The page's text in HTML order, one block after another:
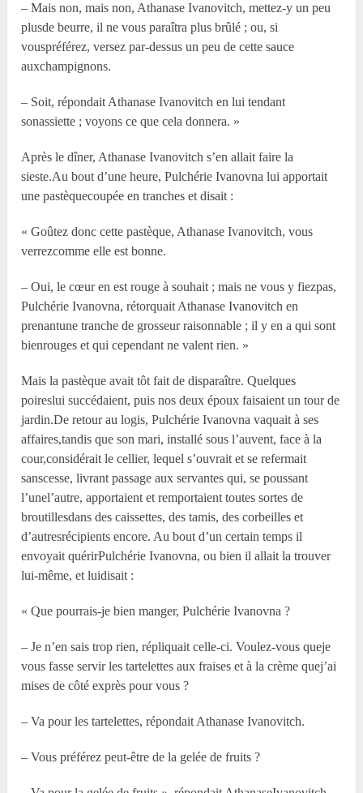
– Mais non, mais non, Athanase Ivanovitch, mettez-y un peu
plusde beurre, il ne vous paraîtra plus brûlé ; ou, si
vouspréférez, versez par-dessus un peu de cette sauce
auxchampignons.
– Soit, répondait Athanase Ivanovitch en lui tendant
sonassiette ; voyons ce que cela donnera. »
Après le dîner, Athanase Ivanovitch s’en allait faire la
sieste.Au bout d’une heure, Pulchérie Ivanovna lui apportait
une pastèquecoupée en tranches et disait :
« Goûtez donc cette pastèque, Athanase Ivanovitch, vous
verrezcomme elle est bonne.
– Oui, le cœur en est rouge à souhait ; mais ne vous y fiezpas,
Pulchérie Ivanovna, rétorquait Athanase Ivanovitch en
prenantune tranche de grosseur raisonnable ; il y en a qui sont
bienrouges et qui cependant ne valent rien. »
Mais la pastèque avait tôt fait de disparaître. Quelques
poireslui succédaient, puis nos deux époux faisaient un tour de
jardin.De retour au logis, Pulchérie Ivanovna vaquait à ses
affaires,tandis que son mari, installé sous l’auvent, face à la
cour,considérait le cellier, lequel s’ouvrait et se refermait
sanscesse, livrant passage aux servantes qui, se poussant
l’unel’autre, apportaient et remportaient toutes sortes de
broutillesdans des caissettes, des tamis, des corbeilles et
d’autresrécipients encore. Au bout d’un certain temps il
envoyait quérirPulchérie Ivanovna, ou bien il allait la trouver
lui-même, et luidisait :
« Que pourrais-je bien manger, Pulchérie Ivanovna ?
– Je n’en sais trop rien, répliquait celle-ci. Voulez-vous queje
vous fasse servir les tartelettes aux fraises et à la crème quej’ai
mises de côté exprès pour vous ?
– Va pour les tartelettes, répondait Athanase Ivanovitch.
– Vous préférez peut-être de la gelée de fruits ?